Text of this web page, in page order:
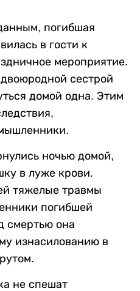
погибшая
в гости к
мероприятие.
сестрой
домой одна. Этим
ночью домой,
в луже крови.
тяжелые травмы
погибшей
смертью она
изнасилованию в
не спешат